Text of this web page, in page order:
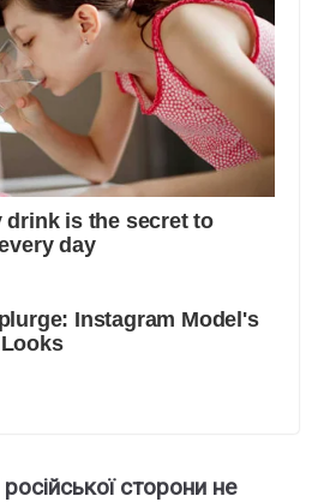
сторони не